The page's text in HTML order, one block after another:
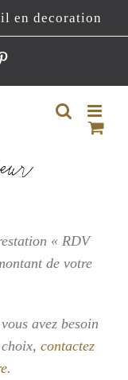
en decoration
Pinterest
« RDV
de votre
avez besoin
contactez
.